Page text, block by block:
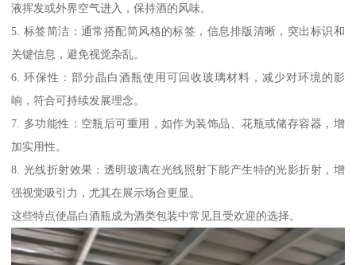
液挥发或外界空气进入，保持酒的风味。
5. 标签简洁：通常搭配简风格的标签，信息排版清晰，突出标识和
关键信息，避免视觉杂乱。
6. 环保性：部分晶白酒瓶使用可回收玻璃材料，减少对环境的影
响，符合可持续发展理念。
7. 多功能性：空瓶后可重用，如作为装饰品、花瓶或储存容器，增
加实用性。
8. 光线折射效果：透明玻璃在光线照射下能产生特的光影折射，增
强视觉吸引力，尤其在展示场合更显。
这些特点使晶白酒瓶成为酒类包装中常见且受欢迎的选择。